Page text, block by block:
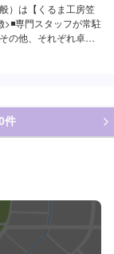
）は【くるま工房笠
専門スタッフが常駐
の他、それぞれ卓越
のご予算やご希望の時
時間があまり取れな
てお問い合わせ【2】
4】仕上がり次第納
時の注意、受付方
ースは事務所前の空
へ「メンテモで予約
件